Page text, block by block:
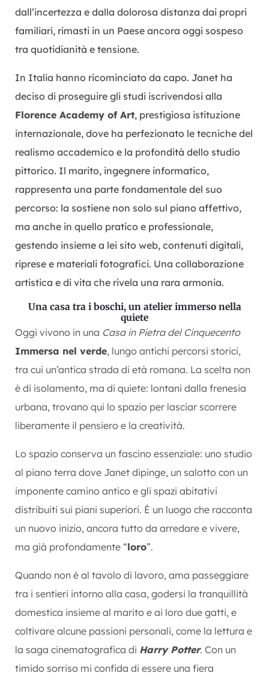
dall’incertezza e dalla dolorosa distanza dai propri
familiari, rimasti in un Paese ancora oggi sospeso
tra quotidianità e tensione.
In Italia hanno ricominciato da capo. Janet ha
deciso di proseguire gli studi iscrivendosi alla
Florence Academy of Art, prestigiosa istituzione
internazionale, dove ha perfezionato le tecniche del
realismo accademico e la profondità dello studio
pittorico. Il marito, ingegnere informatico,
rappresenta una parte fondamentale del suo
percorso: la sostiene non solo sul piano affettivo,
ma anche in quello pratico e professionale,
gestendo insieme a lei sito web, contenuti digitali,
riprese e materiali fotografici. Una collaborazione
artistica e di vita che rivela una rara armonia.
Una casa tra i boschi, un atelier immerso nella
quiete
Oggi vivono in una Casa in Pietra del Cinquecento
Immersa nel verde, lungo antichi percorsi storici,
tra cui un’antica strada di età romana. La scelta non
è di isolamento, ma di quiete: lontani dalla frenesia
urbana, trovano qui lo spazio per lasciar scorrere
liberamente il pensiero e la creatività.
Lo spazio conserva un fascino essenziale: uno studio
al piano terra dove Janet dipinge, un salotto con un
imponente camino antico e gli spazi abitativi
distribuiti sui piani superiori. È un luogo che racconta
un nuovo inizio, ancora tutto da arredare e vivere,
ma già profondamente “loro”.
Quando non è al tavolo di lavoro, ama passeggiare
tra i sentieri intorno alla casa, godersi la tranquillità
domestica insieme al marito e ai loro due gatti, e
coltivare alcune passioni personali, come la lettura e
la saga cinematografica di Harry Potter. Con un
timido sorriso mi confida di essere una fiera